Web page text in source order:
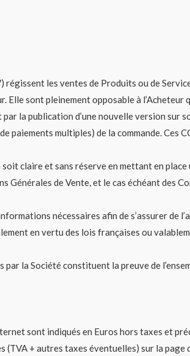
régissent les ventes de Produits ou de
sont pleinement opposable à l’Acheteur
la publication d’une nouvelle version sur
paiements multiples) de la commande.
claire et sans réserve en mettant en
Générales de Vente, et le cas échéant des
nécessaires afin de s’assurer de
en vertu des lois françaises ou
la Société constituent la preuve de
sont indiqués en Euros hors taxes et
+ autres taxes éventuelles) sur la